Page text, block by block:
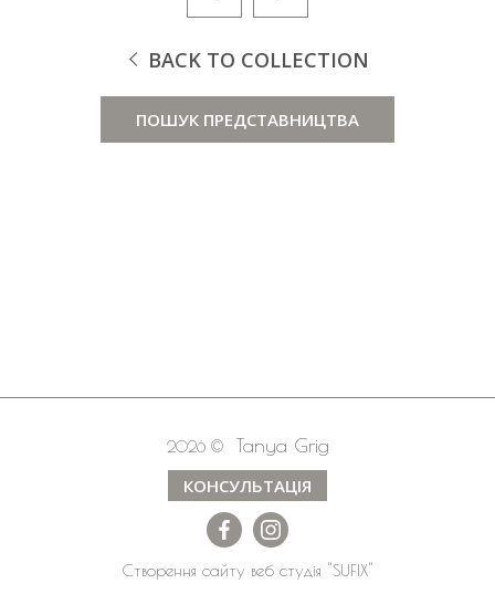
BACK TO COLLECTION
ПОШУК ПРЕДСТАВНИЦТВА
2026 © Tanya Grig
КОНСУЛЬТАЦІЯ
Створення сайту веб студія "SUFIX"